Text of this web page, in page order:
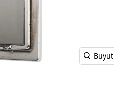
Büyüt